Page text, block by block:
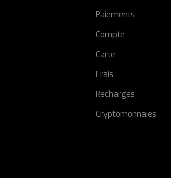
Paiements
Compte
Carte
Frais
Recharges
Cryptomonnaies